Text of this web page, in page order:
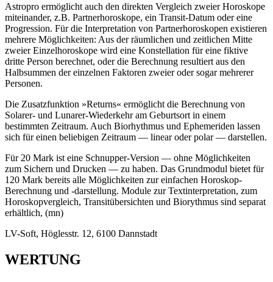
Astropro ermöglicht auch den direkten Vergleich zweier Horoskope
miteinander, z.B. Partnerhoroskope, ein Transit-Datum oder eine
Progression. Für die Interpretation von Partnerhoroskopen existieren
mehrere Möglichkeiten: Aus der räumlichen und zeitlichen Mitte
zweier Einzelhoroskope wird eine Konstellation für eine fiktive
dritte Person berechnet, oder die Berechnung resultiert aus den
Halbsummen der einzelnen Faktoren zweier oder sogar mehrerer
Personen.
Die Zusatzfunktion »Returns« ermöglicht die Berechnung von
Solarer- und Lunarer-Wiederkehr am Geburtsort in einem
bestimmten Zeitraum. Auch Biorhythmus und Ephemeriden lassen
sich für einen beliebigen Zeitraum — linear oder polar — darstellen.
Für 20 Mark ist eine Schnupper-Version — ohne Möglichkeiten
zum Sichern und Drucken — zu haben. Das Grundmodul bietet für
120 Mark bereits alle Möglichkeiten zur einfachen Horoskop-
Berechnung und -darstellung. Module zur Textinterpretation, zum
Horoskopvergleich, Transitübersichten und Biorythmus sind separat
erhältlich, (mn)
LV-Soft, Höglesstr. 12, 6100 Dannstadt
WERTUNG